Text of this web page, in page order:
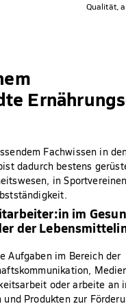
Qualität,
Fachwissen in
dadurch bestens
in
im
der
Aufgaben im Bereich der
oder arbeite an
und Produkten zur